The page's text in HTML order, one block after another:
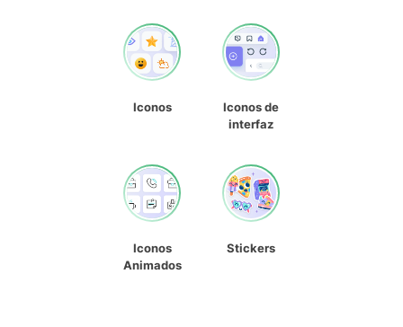
Iconos
Iconos de
interfaz
Iconos
Animados
Stickers